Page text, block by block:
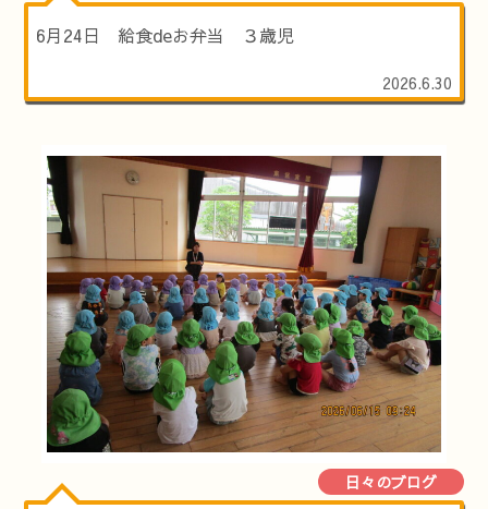
6月24日 給食deお弁当 ３歳児
2026.6.30
日々のブログ